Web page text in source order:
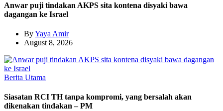
Anwar puji tindakan AKPS sita kontena disyaki bawa
dagangan ke Israel
ByYaya Amir
August 8, 2026
Berita Utama
Siasatan RCI TH tanpa kompromi, yang bersalah akan
dikenakan tindakan – PM